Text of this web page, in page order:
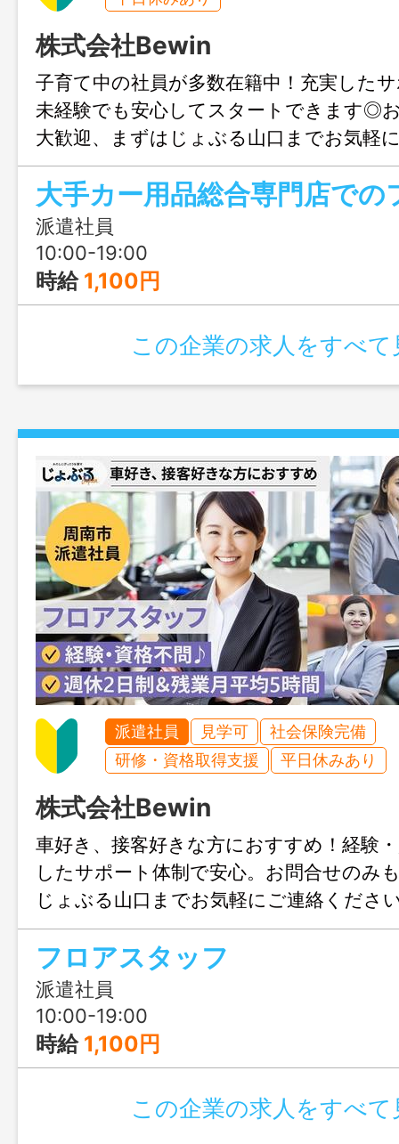
株式会社Bewin
子育て中の社員が多数在籍中！充実した
未経験でも安心してスタートできます◎
大歓迎、まずはじょぶる山口までお気軽
い。
派遣社員
10:00-19:00
時給 1,100円
この企業の求人をすべて
派遣社員 見学可
社会保険完備
研修・資格取得支援
平日休みあり
株式会社Bewin
車好き、接客好きな方におすすめ！経験
したサポート体制で安心。お問合せのみ
じょぶる山口までお気軽にご連絡くださ
フロアスタッフ
派遣社員
10:00-19:00
時給 1,100円
この企業の求人をすべて